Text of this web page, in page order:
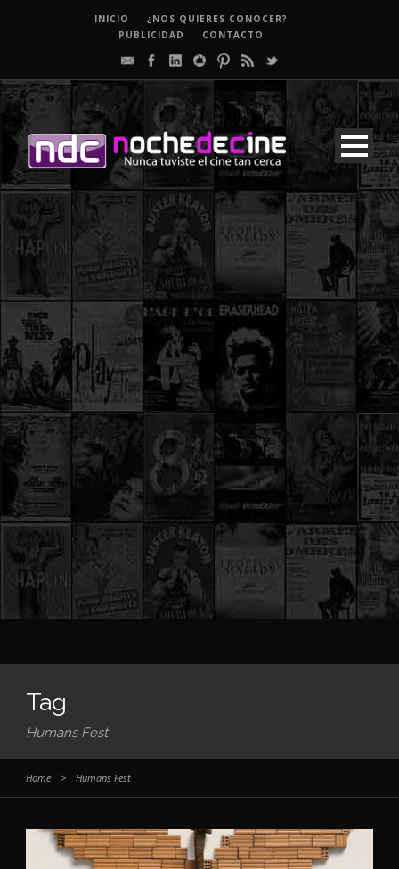
INICIO
¿NOS QUIERES CONOCER?
PUBLICIDAD
CONTACTO
Tag
Humans Fest
Home > Humans Fest